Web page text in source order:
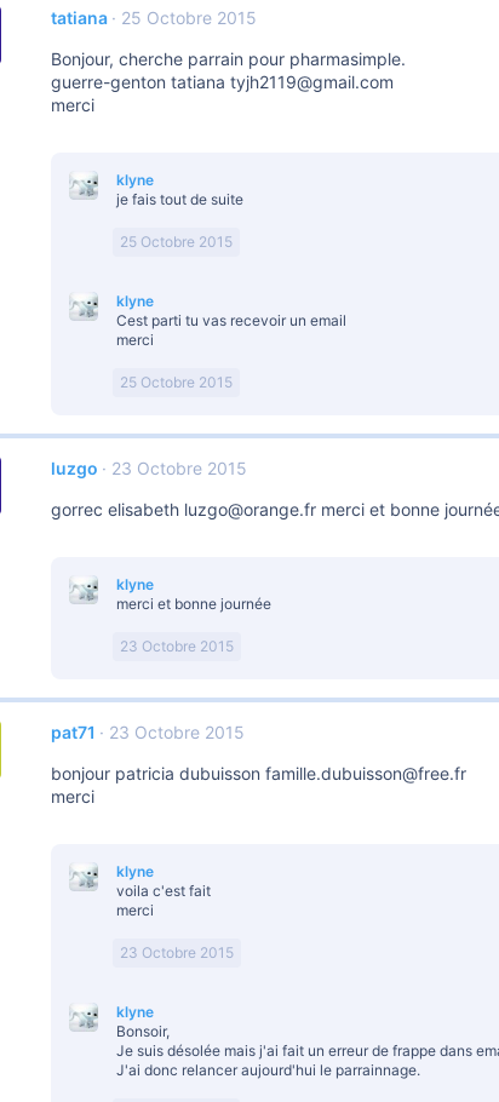
tatiana
25 Octobre 2015
Bonjour, cherche parrain pour pharmasimple.
guerre-genton tatiana tyjh2119@gmail.com
merci
klyne
je fais tout de suite
25 Octobre 2015
klyne
Cest parti tu vas recevoir un email
merci
25 Octobre 2015
luzgo
23 Octobre 2015
gorrec elisabeth luzgo@orange.fr merci et bonne
klyne
merci et bonne journée
23 Octobre 2015
pat71
23 Octobre 2015
bonjour patricia dubuisson famille.dubuisson@free.fr
merci
klyne
voila c'est fait
merci
23 Octobre 2015
klyne
Bonsoir,
Je suis désolée mais j'ai fait un erreur de frappe dans
J'ai donc relancer aujourd'hui le parrainnage.